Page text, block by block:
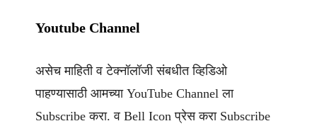
Youtube Channel
असेच माहिती व टेक्नॉलॉजी संबधीत व्हिडिओ
पाहण्यासाठी आमच्या YouTube Channel ला
Subscribe करा. व Bell Icon प्रेस करा Subscribe